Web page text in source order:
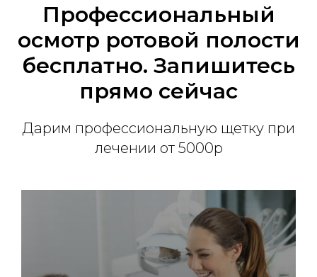
Профессиональный
осмотр ротовой полости
бесплатно. Запишитесь
прямо сейчас
Дарим профессиональную щетку при
лечении от 5000р